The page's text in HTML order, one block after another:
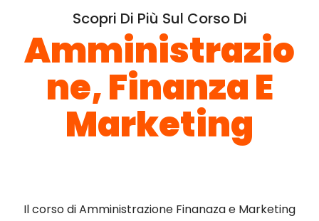
Scopri Di Più Sul Corso Di
Amministrazio
Ne, Finanza E
Marketing
Il corso di Amministrazione Finanaza e Marketing